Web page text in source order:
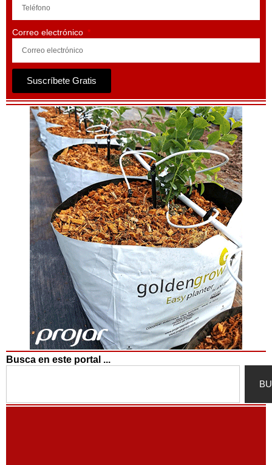
Correo electrónico
Suscríbete Gratis
Busca en este portal ...